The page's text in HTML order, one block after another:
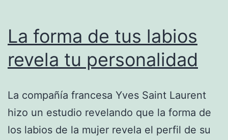
La forma de tus labios
revela tu personalidad
La compañía francesa Yves Saint Laurent
hizo un estudio revelando que la forma de
los labios de la mujer revela el perfil de su